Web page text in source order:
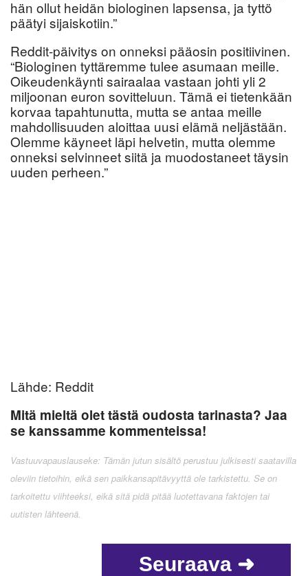
hän ollut heidän biologinen lapsensa, ja tyttö
päätyi sijaiskotiin.”
Reddit-päivitys on onneksi pääosin positiivinen.
“Biologinen tyttäremme tulee asumaan meille.
Oikeudenkäynti sairaalaa vastaan johti yli 2
miljoonan euron sovitteluun. Tämä ei tietenkään
korvaa tapahtunutta, mutta se antaa meille
mahdollisuuden aloittaa uusi elämä neljästään.
Olemme käyneet läpi helvetin, mutta olemme
onneksi selvinneet siitä ja muodostaneet täysin
uuden perheen.”
Lähde: Reddit
Mitä mieltä olet tästä oudosta tarinasta? Jaa
se kanssamme kommenteissa!
Vastuuvapauslauseke: Tämän jutun sisältö perustuu julkisesti saatavilla
oleviin tietoihin, eikä sen paikkansapitävyyttä ole tarkistettu. Se on
tarkoitettu viihteeksi, eikä sitä pidä pitää luotettavana faktojen tai
uutisten lähteenä.
Seuraava ➜